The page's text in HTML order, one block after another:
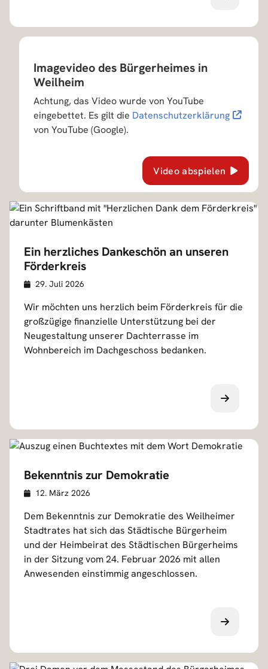
Imagevideo des Bürgerheimes in
Weilheim
Achtung, das Video wurde von YouTube
eingebettet. Es gilt die Datenschutzerklärung
von YouTube (Google).
Video abspielen
Ein herzliches Dankeschön an unseren
Förderkreis
D
t
a
i
l
Veröffentlicht am
29. Juli 2026
Wir möchten uns herzlich beim Förderkreis für die
großzügige finanzielle Unterstützung bei der
Neugestaltung unserer Dachterrasse im
Wohnbereich im Dachgeschoss bedanken.
Bekenntnis zur Demokratie
D
t
a
i
l
s
Veröffentlicht am
12. März 2026
Dem Bekenntnis zur Demokratie des Weilheimer
Stadtrates hat sich das Städtische Bürgerheim
und der Heimbeirat des Städtischen Bürgerheims
in der Sitzung vom 24. Februar 2026 mit allen
Anwesenden einstimmig angeschlossen.